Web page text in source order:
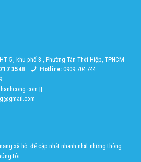
5 , khu phố 3 , Phường Tân Thới Hiệp, TPHCM
3548 . Hotline: 0909 704 744
||
xã hội để cập nhật nhanh nhất những thông
tôi